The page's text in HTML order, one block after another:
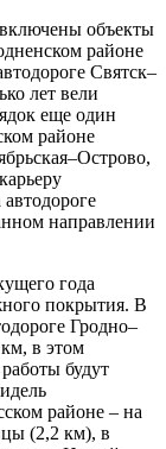
объекты
районе
Святск–
лет вели
еще один
районе
направлении
года
покрытия. В
Гродно–
в этом
будут
районе – на
(2,2 км), в